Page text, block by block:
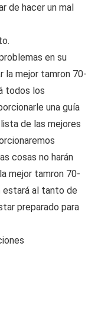
de hacer un mal
en su
la mejor tamron 70-
todos los
una guía
de las mejores
cosas no harán
mejor tamron 70-
estará al tanto de
preparado para